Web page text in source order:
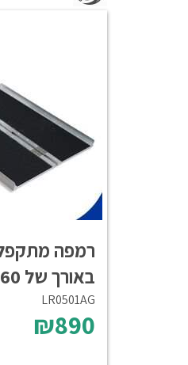
באורך של 60 ס"מ
LR0501AG
₪890